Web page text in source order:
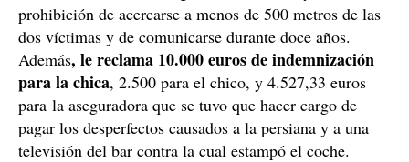
prohibición de acercarse a menos de 500 metros de las
dos víctimas y de comunicarse durante doce años.
Además, le reclama 10.000 euros de indemnización
para la chica, 2.500 para el chico, y 4.527,33 euros
para la aseguradora que se tuvo que hacer cargo de
pagar los desperfectos causados a la persiana y a una
televisión del bar contra la cual estampó el coche.